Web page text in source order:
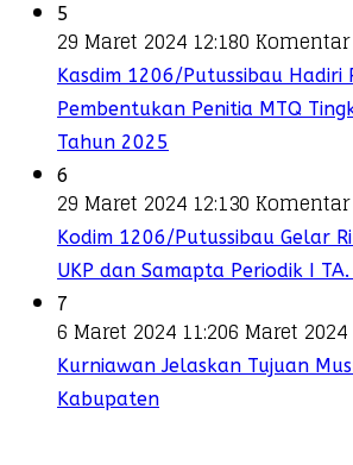
5
29 Maret 2024 12:180 Komentar
Kasdim 1206/Putussibau Hadiri
Pembentukan Penitia MTQ
Tahun 2025
6
29 Maret 2024 12:130 Komentar
Kodim 1206/Putussibau Gelar
UKP dan Samapta Periodik I
7
6 Maret 2024 11:206 Maret 2024
Kurniawan Jelaskan Tujuan
Kabupaten